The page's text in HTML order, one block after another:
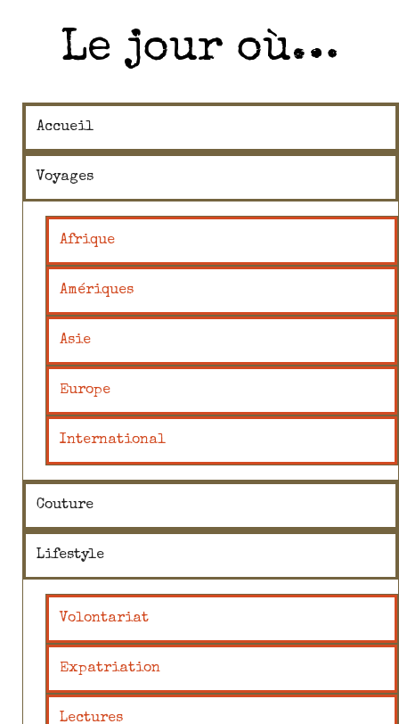
Le jour où…
Accueil
Voyages
Afrique
Amériques
Asie
Europe
International
Couture
Lifestyle
Volontariat
Expatriation
Lectures